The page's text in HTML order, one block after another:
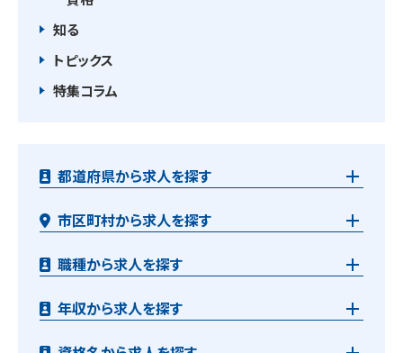
知る
トピックス
特集コラム
都道府県から求人を探す
市区町村から求人を探す
職種から求人を探す
年収から求人を探す